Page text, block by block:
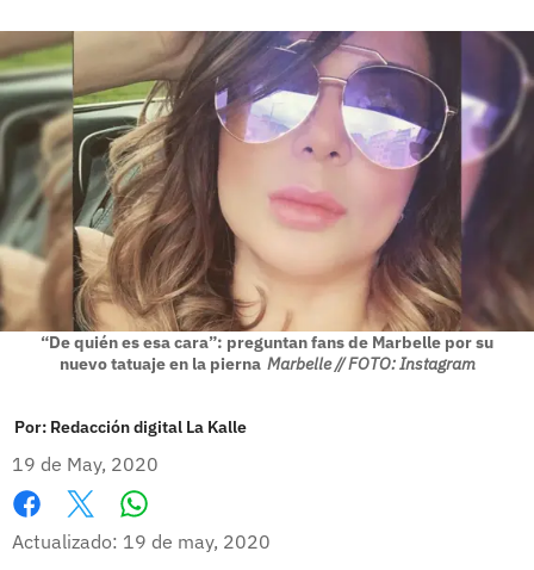
“De quién es esa cara”: preguntan fans de Marbelle por su
nuevo tatuaje en la pierna Marbelle // FOTO: Instagram
Por: Redacción digital La Kalle
19 de May, 2020
Facebook
X
Actualizado: 19 de may, 2020